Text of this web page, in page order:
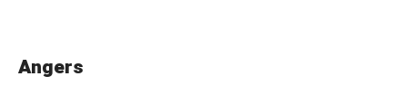
Angers